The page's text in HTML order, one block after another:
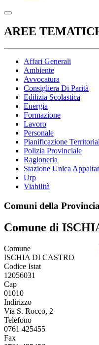
AREE
Affari Generali
Ambiente
Avvocatura
Consigliera Di Parità
Edilizia Scolastica
Energia
Formazione
Lavoro
Personale
Pianificazione
Polizia Provinciale
Ragioneria
Stazione Unica
Urp
Viabilità
Comuni della
Comune di
Comune
ISCHIA DI CASTRO
Codice Istat
12056031
Cap
01010
Indirizzo
Via S. Rocco, 2
Telefono
0761 425455
Fax